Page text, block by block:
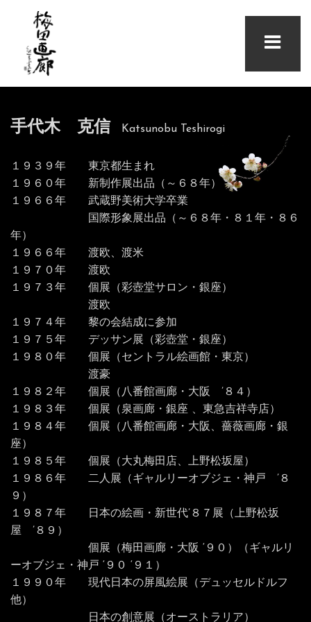
手代木 克信 Katsunobu Teshirogi
１９３９年 東京都生まれ
１９６０年 新制作展出品（～６８年）
１９６６年 武蔵野美術大学卒業
国際形象展出品（～６８年・８１年・８６
年）
１９６６年 渡欧、渡米
１９７０年 渡欧
１９７３年 個展（彩壺堂サロン・銀座）
渡欧
１９７４年 黎の会結成に参加
１９７５年 デッサン展（彩壺堂・銀座）
１９８０年 個展（セントラル絵画館・東京）
渡豪
１９８２年 個展（八番館画廊・大阪 ’８４）
１９８３年 個展（泉画廊・銀座 、東急吉祥寺店）
１９８４年 個展（八番館画廊・大阪、薔薇画廊・銀
座）
１９８５年 個展（大丸梅田店、上野松坂屋）
１９８６年 二人展（ギャルリーオブジェ・神戸 ’８
９）
１９８７年 日本の絵画・新世代’８７展（上野松坂
屋 ’８９）
個展（梅田画廊・大阪 ‘９０）（ギャルリ
ーオブジェ・神戸 ‘９０ ‘９１）
１９９０年 現代日本の屏風絵展（デュッセルドルフ
他）
日本の創意展（オーストラリア）